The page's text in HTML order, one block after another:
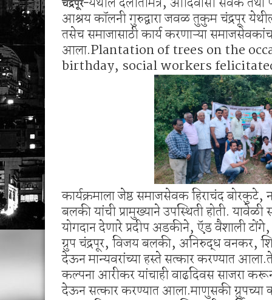
सिंदेवाही पोलिसांची धडक कारवाई; २५
🚨 एकाच नंबरवर दोन हायवा; एकाच ई-टीपीवर
चंद्रपूर-
आश्रय कॉलनी गुरुद्वारा जवळ तुकुम चंद्रपूर
तसेच समाजासाठी कार्य करणाऱ्या
आला.Plantation of trees on the
birthday, social workers
कार्यक्रमाला जेष्ठ समाजसेवक हिराचंद
बलकी यांची प्रामुख्याने उपस्थिती होती.
योगदान देणारे प्रदीप अडकीने, ऍड वैशाली
ग्रुप चंद्रपूर, विजय बलकी, अनिरुद्ध वनकर,
देऊन मान्यवरांच्या हस्ते सत्कार करण्यात
कल्पना आरीकर यांचाही वाढदिवस साजरा
देऊन सत्कार करण्यात आला.माणुसकी ग्रुपच्या